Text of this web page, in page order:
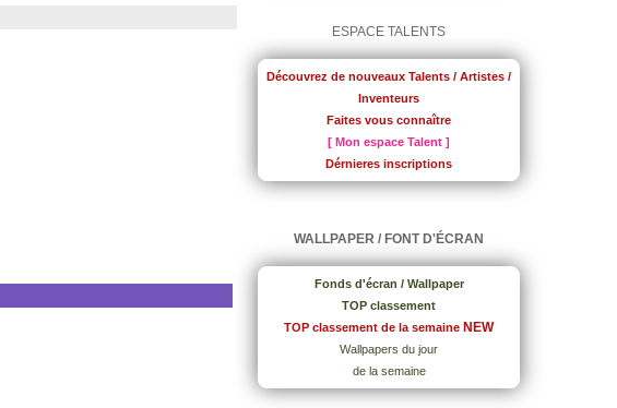
ESPACE TALENTS
Découvrez de nouveaux Talents / Artistes /
Inventeurs
Faites vous connaître
[ Mon espace Talent ]
Dérnieres inscriptions
WALLPAPER / FONT D'ÉCRAN
Fonds d'écran / Wallpaper
TOP classement
TOP classement de la semaine NEW
Wallpapers du jour
de la semaine